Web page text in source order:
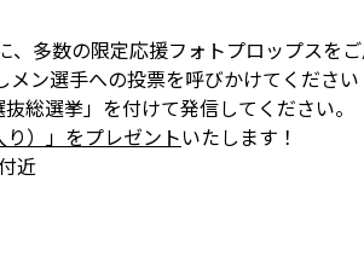
多数の限定応援フォトプロップスをご
ン選手への投票を呼びかけてください
総選挙」を付けて発信してください。
り）」をプレゼントいたします！
近